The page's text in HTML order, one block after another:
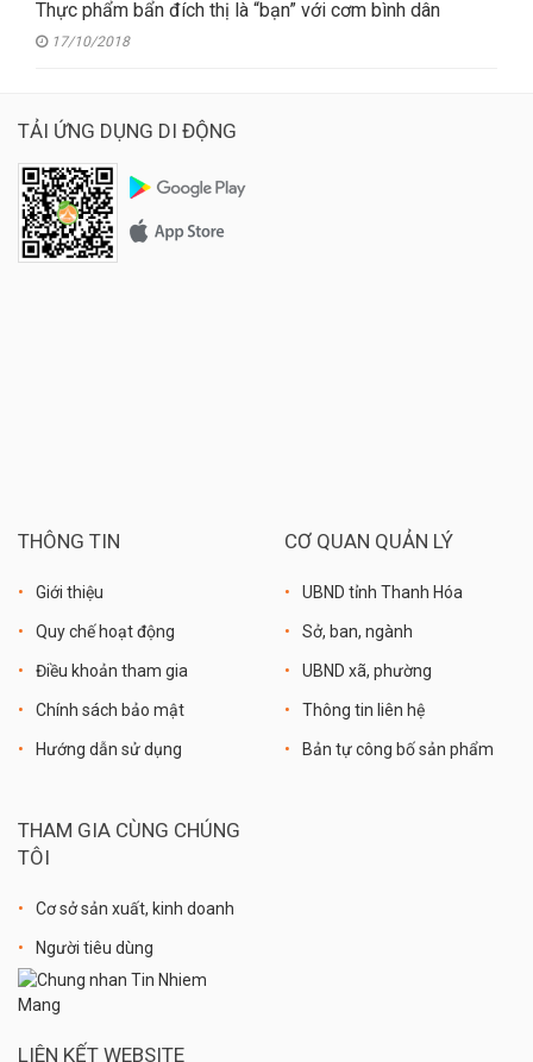
Thực phẩm bẩn đích thị là “bạn” với cơm bình dân
17/10/2018
TẢI ỨNG DỤNG DI ĐỘNG
THÔNG TIN
Giới thiệu
Quy chế hoạt động
Điều khoản tham gia
Chính sách bảo mật
Hướng dẫn sử dụng
CƠ QUAN QUẢN LÝ
UBND tỉnh Thanh Hóa
Sở, ban, ngành
UBND xã, phường
Thông tin liên hệ
Bản tự công bố sản phẩm
THAM GIA CÙNG CHÚNG
TÔI
Cơ sở sản xuất, kinh doanh
Người tiêu dùng
LIÊN KẾT WEBSITE